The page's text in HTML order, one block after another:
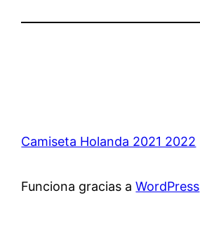
Camiseta Holanda 2021 2022
Funciona gracias aWordPress